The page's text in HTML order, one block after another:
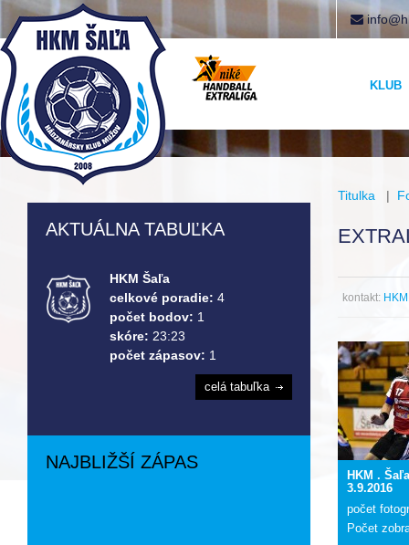
KLUB
Titulka |
kontakt:
HKM .
3.9.2016
počet
Počet
AKTUÁLNA TABUĽKA
HKM Šaľa
celkové poradie: 4
počet bodov: 1
skóre: 23:23
počet zápasov: 1
celá tabuľka
NAJBLIŽŠÍ ZÁPAS